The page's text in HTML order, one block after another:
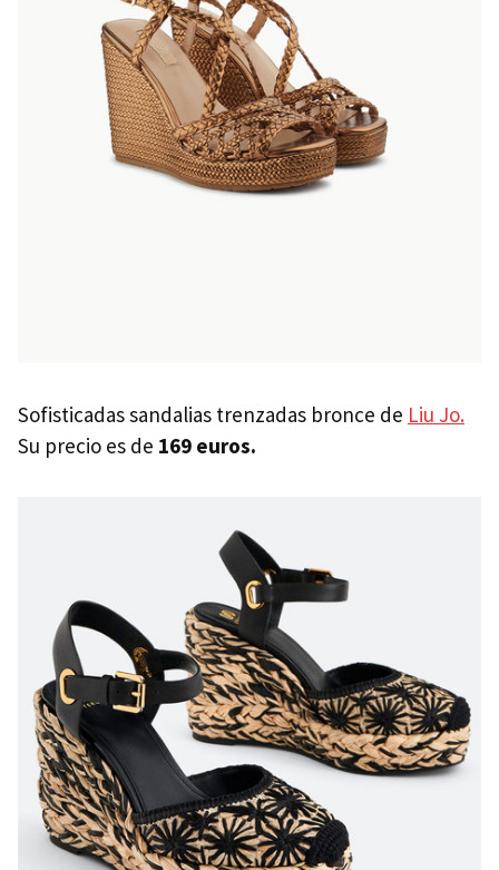
Sofisticadas sandalias trenzadas bronce de Liu Jo.
Su precio es de 169 euros.